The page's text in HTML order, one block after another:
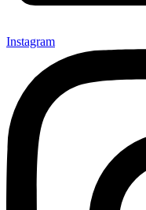
Instagram